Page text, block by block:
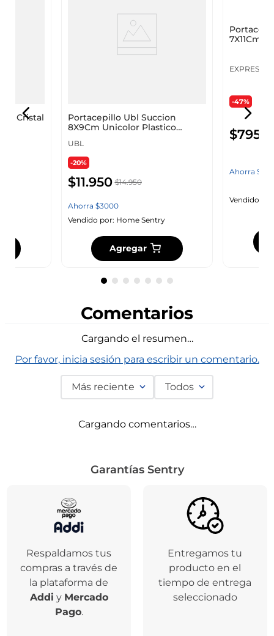
Cristal
Portacepillo Ubl Succion
8X9Cm Unicolor Plastico
UBL
-20%
$11.950 $14.950
Ahorra $3000
Vendido por: Home Sentry
Agregar
7X11Cm
Ahorra$
Comentarios
Cargando el resumen…
Por favor, inicia sesión para escribir un comentario.
Más reciente Todos
Cargando comentarios…
Garantías Sentry
Respaldamos tus
compras a través de
la plataforma de
Addi y Mercado
Pago.
Entregamos tu
producto en el
tiempo de entrega
seleccionado